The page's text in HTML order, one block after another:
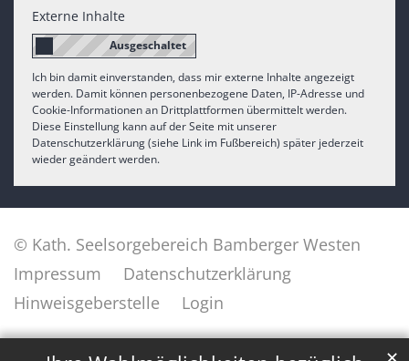
Externe Inhalte
Ich bin damit einverstanden, dass mir externe Inhalte angezeigt
werden. Damit können personenbezogene Daten, IP-Adresse und
Cookie-Informationen an Drittplattformen übermittelt werden.
Diese Einstellung kann auf der Seite mit unserer
Datenschutzerklärung (siehe Link im Fußbereich) später jederzeit
wieder geändert werden.
© Kath. Seelsorgebereich Bamberger Westen
Impressum
Datenschutzerklärung
Hinweisgeberstelle
Login